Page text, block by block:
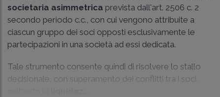
societaria asimmetrica prevista dall'art. 2506 c. 2
secondo periodo c.c., con cui vengono attribuite a
ciascun gruppo dei soci opposti esclusivamente le
partecipazioni in una società ad essi dedicata.
Tale strumento consente quindi di risolvere lo stallo
decisionale, con superamento dei conflitti tra i soci,